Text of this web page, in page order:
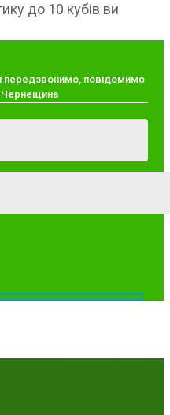
до 10 кубів ви
передзвонимо, повідомимо
Чернещина